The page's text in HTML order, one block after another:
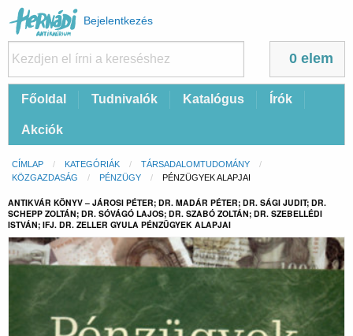
Felhasználói
fiók
menüje
Bejelentkezés
0 elem
FőFőoldal Tudnivalók Katalógus Írók
Akciók
Morzsa
CÍMLAP KATEGÓRIÁK
TÁRSADALOMTUDOMÁNY
KÖZGAZDASÁG
PÉNZÜGY CURRENT:
PÉNZÜGYEK ALAPJAI
ANTIKVÁR KÖNYV – JÁROSI PÉTER; DR. MADÁR PÉTER; DR. SÁGI JUDIT; DR.
SCHEPP ZOLTÁN; DR. SÓVÁGÓ LAJOS; DR. SZABÓ ZOLTÁN; DR. SZEBELLÉDI
ISTVÁN; IFJ. DR. ZELLER GYULA PÉNZÜGYEK ALAPJAI